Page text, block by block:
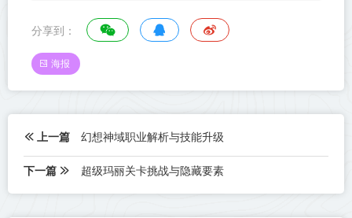
分享到：
海报
上一篇 幻想神域职业解析与技能升级
下一篇 超级玛丽关卡挑战与隐藏要素